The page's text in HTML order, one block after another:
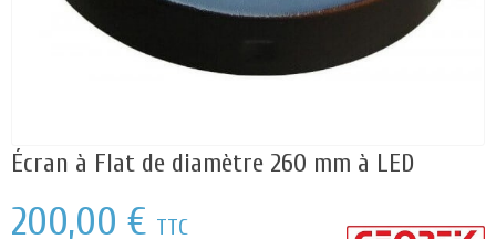
Écran à Flat de diamètre 260 mm à LED
200,00 € TTC